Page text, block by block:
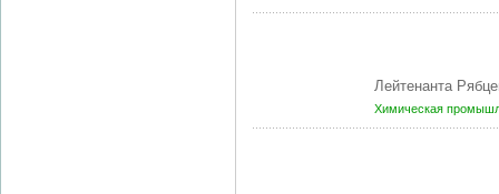
Лейтенанта
Химическая